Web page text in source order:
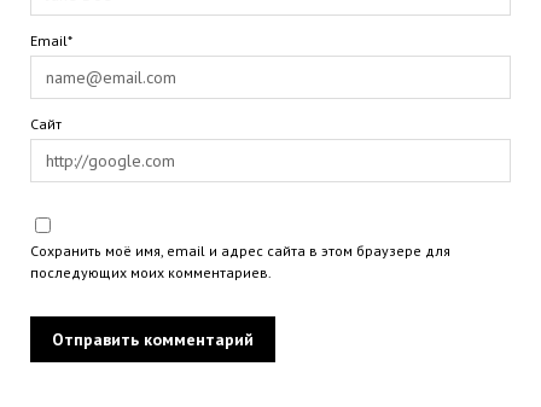
Email*
Сайт
Сохранить моё имя, email и адрес сайта в этом браузере для
последующих моих комментариев.